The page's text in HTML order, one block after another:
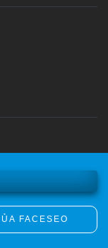
Ads
Tinh
FACESEO